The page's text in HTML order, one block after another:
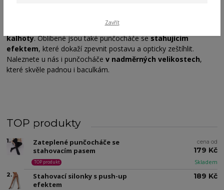
termo zateplené punčochové
kalhoty. Oblíbené jsou také punčocháče sestahujícím
efektem, které dokaží zpevnit postavu a opticky zeštíhlit.
Naleznete u nás i punčocháčev nadměrných velikostech,
které skvěle padnou i baculkám.
TOP produkty
1.
Zateplené punčocháče se
stahovacím pasem
Skladem
TOP produkt
cena od
179 Kč
2.
Stahovací silonky s push-up
efektem
189 Kč
Zavřít